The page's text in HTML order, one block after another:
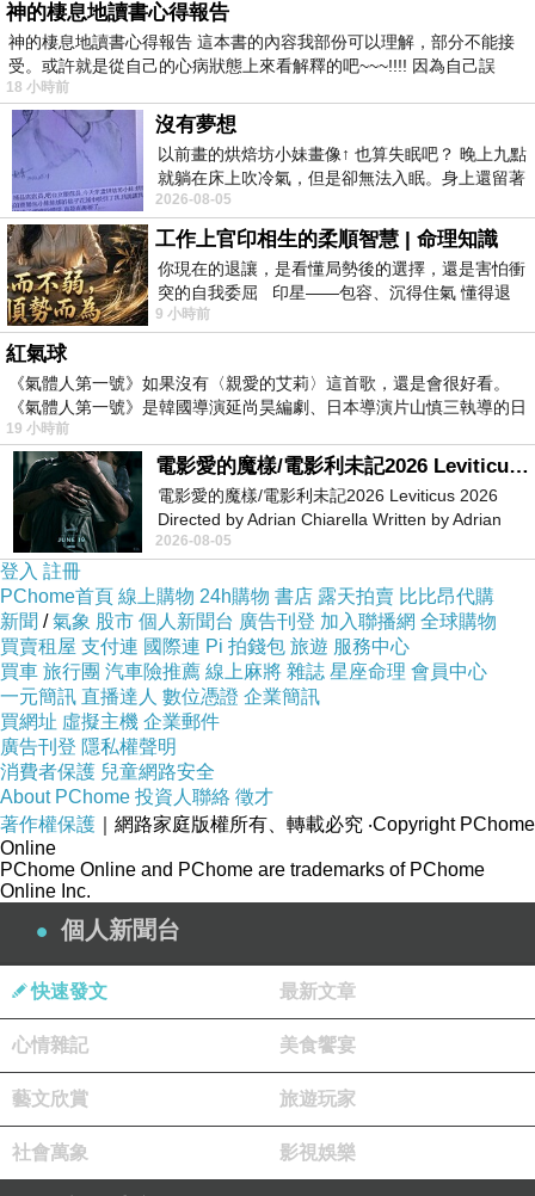
要戒掉手機與平板嗎? 一起來閱讀吧！
各位可以往下拉看看下方詳細介紹喔!
如果你也想買剖析度100?2011星座運
勢大未來
，建議還是在博客來網路書店
購買，可以在7-11取貨付款，真的很方
便!
博客來旅遊叢書http://goo.gl/sUAB71
每日一書66折 http://goo.gl/GRhjVu
~啟思出版集團年度鉅作！~
力邀【談星雜誌】、【完全星座誌】、【蘋果日
【時報周刊】、【新浪網】、【PChome】超人
氣運勢作家＆占星協會 名師群：魔女克洛蒂、安
塔芮絲、繆心、布魯克、露奇雅、西碧兒
聯手執筆撰寫，共同打造年度最受矚目的星座運
占星協會 會長星宿老師 ◆編審監修
~水瓶世紀．第五太陽季．最新預言~
融合「宏觀世局占星」、「微觀星座運勢」！
解開你從小到大對占星的所有困惑！
深入剖析2011~2020間十二星座的運勢起伏！
年度最值得收藏的第一本星座運勢書！
幸運加乘
◆12星座全方位年度運勢
◆12星座每月運勢
神的棲息地讀書心得報告
神的棲息地讀書心得報告 這本書的內容我部份可以理解，部分不能接
受。或許就是從自己的心病狀態上來看解釋的吧~~~!!!! 因為自己誤
18 小時前
沒有夢想
以前畫的烘焙坊小妹畫像↑ 也算失眠吧？ 晚上九點
就躺在床上吹冷氣，但是卻無法入眠。身上還留著
四點多跑的六公里的疲
2026-08-05
工作上官印相生的柔順智慧 | 命理知識
你現在的退讓，是看懂局勢後的選擇，還是害怕衝
突的自我委屈 印星——包容、沉得住氣 懂得退
一步觀察，不會
9 小時前
紅氣球
《氣體人第一號》如果沒有〈親愛的艾莉〉這首歌，還是會很好看。
《氣體人第一號》是韓國導演延尚昊編劇、日本導演片山慎三執導的日
19 小時前
電影愛的魔樣/電影利未記2026 Leviticus 2026
電影愛的魔樣/電影利未記2026 Leviticus 2026
Directed by Adrian Chiarella Written by Adrian
Chiarella Starring Joe Bird
2026-08-05
登入 註冊
PChome首頁 線上購物 24h購物 書店 露天拍賣 比比昂代購
新聞 /氣象 股市 個人新聞台 廣告刊登 加入聯播網 全球購物
買賣租屋 支付連 國際連 Pi 拍錢包 旅遊 服務中心
買車 旅行團 汽車險推薦 線上麻將 雜誌 星座命理 會員中心
一元簡訊 直播達人 數位憑證 企業簡訊
買網址 虛擬主機 企業郵件
廣告刊登 隱私權聲明
消費者保護 兒童網路安全
About PChome 投資人聯絡 徵才
著作權保護 ｜網路家庭版權所有、轉載必究 ‧Copyright PChome
Online
PChome Online and PChome are trademarks of PChome
Online Inc.
個人新聞台
快速發文 最新文章
心情雜記 美食饗宴
藝文欣賞 旅遊玩家
社會萬象 影視娛樂